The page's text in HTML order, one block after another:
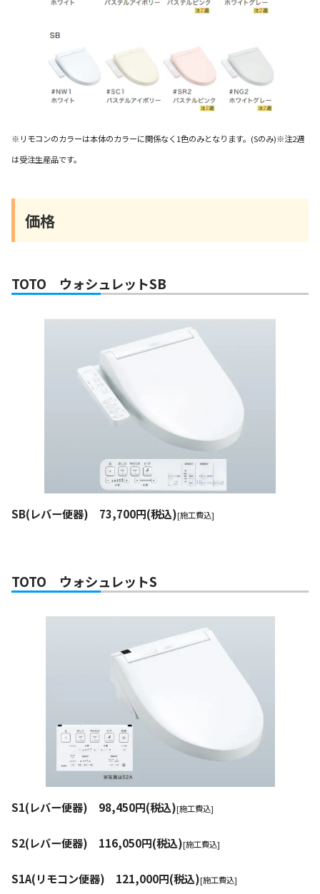
※リモコンのカラーは本体のカラーに関係なく1色のみとなります。(Sのみ)※注2週
は受注生産品です。
価格
TOTO ウォシュレットSB
SB(レバー便器) 73,700円(税込)[施工費込]
TOTO ウォシュレットS
S1(レバー便器) 98,450円(税込)[施工費込]
S2(レバー便器) 116,050円(税込)[施工費込]
S1A(リモコン便器) 121,000円(税込)[施工費込]